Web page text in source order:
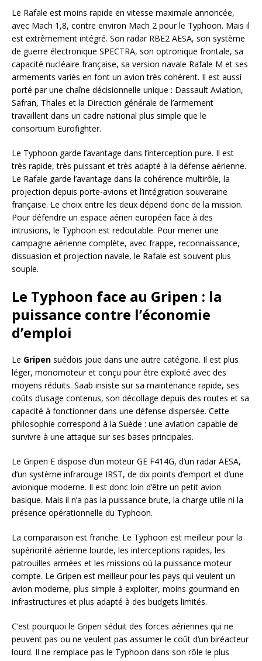
Le Rafale est moins rapide en vitesse maximale annoncée,
avec Mach 1,8, contre environ Mach 2 pour le Typhoon. Mais il
est extrêmement intégré. Son radar RBE2 AESA, son système
de guerre électronique SPECTRA, son optronique frontale, sa
capacité nucléaire française, sa version navale Rafale M et ses
armements variés en font un avion très cohérent. Il est aussi
porté par une chaîne décisionnelle unique : Dassault Aviation,
Safran, Thales et la Direction générale de l’armement
travaillent dans un cadre national plus simple que le
consortium Eurofighter.
Le Typhoon garde l’avantage dans l’interception pure. Il est
très rapide, très puissant et très adapté à la défense aérienne.
Le Rafale garde l’avantage dans la cohérence multirôle, la
projection depuis porte-avions et l’intégration souveraine
française. Le choix entre les deux dépend donc de la mission.
Pour défendre un espace aérien européen face à des
intrusions, le Typhoon est redoutable. Pour mener une
campagne aérienne complète, avec frappe, reconnaissance,
dissuasion et projection navale, le Rafale est souvent plus
souple.
Le Typhoon face au Gripen : la
puissance contre l’économie
d’emploi
Le Gripen suédois joue dans une autre catégorie. Il est plus
léger, monomoteur et conçu pour être exploité avec des
moyens réduits. Saab insiste sur sa maintenance rapide, ses
coûts d’usage contenus, son décollage depuis des routes et sa
capacité à fonctionner dans une défense dispersée. Cette
philosophie correspond à la Suède : une aviation capable de
survivre à une attaque sur ses bases principales.
Le Gripen E dispose d’un moteur GE F414G, d’un radar AESA,
d’un système infrarouge IRST, de dix points d’emport et d’une
avionique moderne. Il est donc loin d’être un petit avion
basique. Mais il n’a pas la puissance brute, la charge utile ni la
présence opérationnelle du Typhoon.
La comparaison est franche. Le Typhoon est meilleur pour la
supériorité aérienne lourde, les interceptions rapides, les
patrouilles armées et les missions où la puissance moteur
compte. Le Gripen est meilleur pour les pays qui veulent un
avion moderne, plus simple à exploiter, moins gourmand en
infrastructures et plus adapté à des budgets limités.
C’est pourquoi le Gripen séduit des forces aériennes qui ne
peuvent pas ou ne veulent pas assumer le coût d’un biréacteur
lourd. Il ne remplace pas le Typhoon dans son rôle le plus